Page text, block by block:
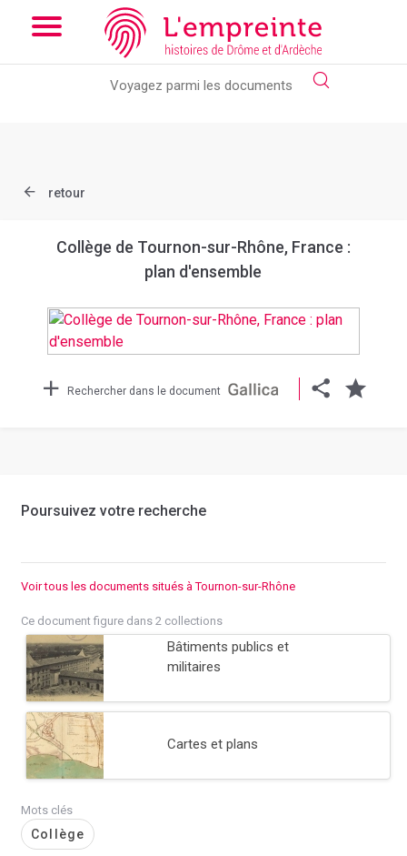
Array ( [slug] => document [ref] => btv1b84484839 )
new slick-theme.css if you want the default styling
retour
Collège de Tournon-sur-Rhône, France :
plan d'ensemble
Rechercher dans le document
Poursuivez votre recherche
Voir tous les documents situés à Tournon-sur-Rhône
Ce document figure dans 2 collections
Bâtiments publics et
militaires
Cartes et plans
Mots clés
Collège